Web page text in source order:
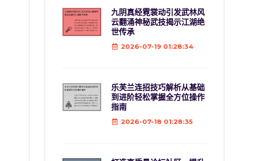
九阴真经霓裳动引发武林风
云翻涌神秘武技揭示江湖绝
世传承
2026-07-19 01:28:34
乐芙兰连招技巧解析从基础
到进阶轻松掌握全方位操作
指南
2026-07-18 01:28:35